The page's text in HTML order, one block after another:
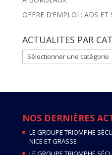
OFFRE D’EMPLOI : ADS
ACTUALITES PAR
ACTUALITES
PAR
NOS DERNIÈRES
LE GROUPE TRIOMPHE
NICE ET GRASSE